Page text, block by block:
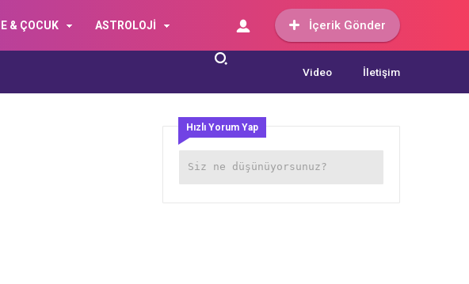
& ÇOCUK ASTROLOJİ İçerik Gönder
Video İletişim
Hızlı Yorum Yap